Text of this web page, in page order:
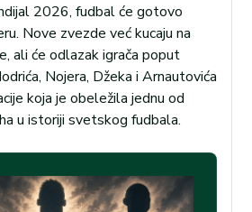
2026, fudbal će gotovo
Nove zvezde već kucaju na
ali će odlazak igrača poput
Nojera, Džeka i Arnautovića
koja je obeležila jednu od
u istoriji svetskog fudbala.